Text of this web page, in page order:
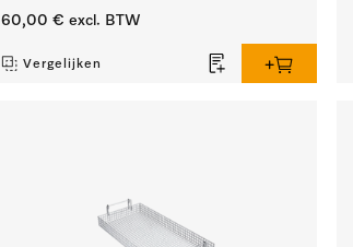
60,00 € excl. BTW
Vergelijken